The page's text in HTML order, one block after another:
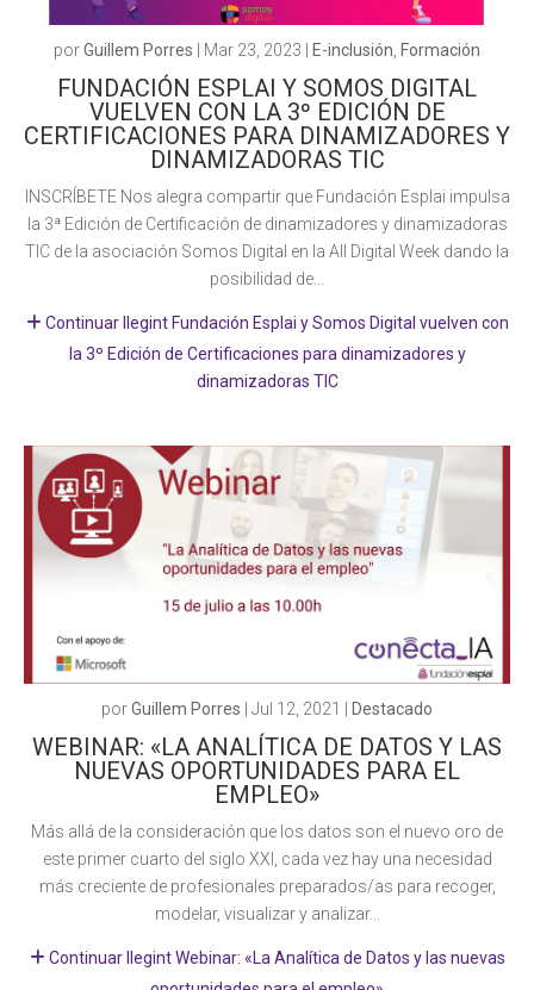
porGuillem Porres Mar 23, 2023 E-inclusión Formación
FUNDACIÓN ESPLAI Y SOMOS DIGITAL
VUELVEN CON LA 3º EDICIÓN DE
CERTIFICACIONES PARA DINAMIZADORES Y
DINAMIZADORAS TIC
INSCRÍBETE Nos alegra compartir que Fundación Esplai impulsa
la 3ª Edición de Certificación de dinamizadores y dinamizadoras
TIC de la asociación Somos Digital en la All Digital Week dando la
posibilidad de...
Continuar llegint Fundación Esplai y Somos Digital vuelven con
la 3º Edición de Certificaciones para dinamizadores y
dinamizadoras TIC
porGuillem Porres Jul 12, 2021 Destacado
WEBINAR: «LA ANALÍTICA DE DATOS Y LAS
NUEVAS OPORTUNIDADES PARA EL
EMPLEO»
Más allá de la consideración que los datos son el nuevo oro de
este primer cuarto del siglo XXI, cada vez hay una necesidad
más creciente de profesionales preparados/as para recoger,
modelar, visualizar y analizar...
Continuar llegint Webinar: «La Analítica de Datos y las nuevas